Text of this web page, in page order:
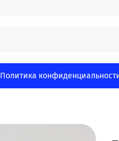
Политика